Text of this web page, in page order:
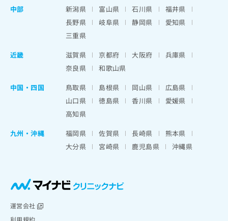
中部
新潟県 富山県 石川県
福井県
長野県
岐阜県 静岡県
愛知県
三重県
近畿
滋賀県 京都府 大阪府
兵庫県
奈良県
和歌山県
中国・四国
鳥取県 島根県 岡山県
広島県
山口県
徳島県 香川県
愛媛県
高知県
九州・沖縄
福岡県 佐賀県 長崎県
熊本県
大分県
宮崎県 鹿児島県 沖縄県
運営会社